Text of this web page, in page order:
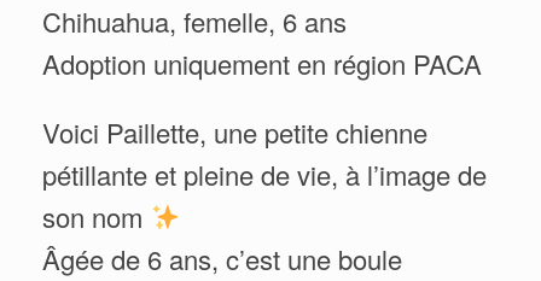
Chihuahua, femelle, 6 ans
Adoption uniquement en région PACA
Voici Paillette, une petite chienne
pétillante et pleine de vie, à l’image de
son nom
Âgée de 6 ans, c’est une boule